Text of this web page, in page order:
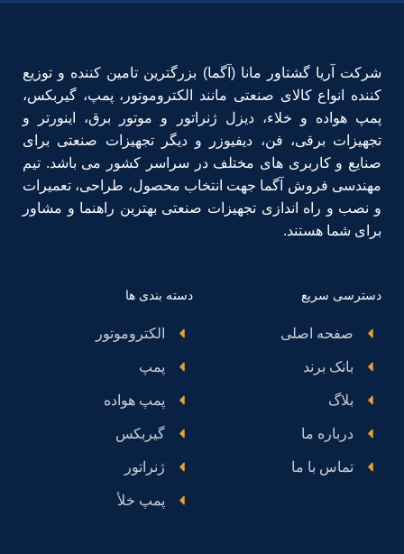
شرکت آریا گشتاور مانا (آگما) بزرگترین تامین کننده و توزیع
کننده انواع کالای صنعتی مانند الکتروموتور، پمپ، گیربکس،
پمپ هواده و خلاء، دیزل ژنراتور و موتور برق، اینورتر و
تجهیزات برقی، فن، دیفیوزر و دیگر تجهیزات صنعتی برای
صنایع و کاربری های مختلف در سراسر کشور می باشد. تیم
مهندسی فروش آگما جهت انتخاب محصول، طراحی، تعمیرات
و نصب و راه اندازی تجهیزات صنعتی بهترین راهنما و مشاور
برای شما هستند.
دسترسی سریع
صفحه اصلی
بانک برند
بلاگ
درباره ما
تماس با ما
دسته بندی ها
الکتروموتور
پمپ
پمپ هواده
گیربکس
ژنراتور
پمپ خلأ